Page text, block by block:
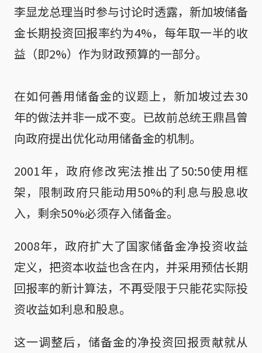
李显龙总理当时参与讨论时透露，新加坡储备
金长期投资回报率约为4%，每年取一半的收
益（即2%）作为财政预算的一部分。
在如何善用储备金的议题上，新加坡过去30
年的做法并非一成不变。已故前总统王鼎昌曾
向政府提出优化动用储备金的机制。
2001年，政府修改宪法推出了50:50使用框
架，限制政府只能动用50%的利息与股息收
入，剩余50%必须存入储备金。
2008年，政府扩大了国家储备金净投资收益
定义，把资本收益也含在内，并采用预估长期
回报率的新计算法，不再受限于只能花实际投
资收益如利息和股息。
这一调整后，储备金的净投资回报贡献就从